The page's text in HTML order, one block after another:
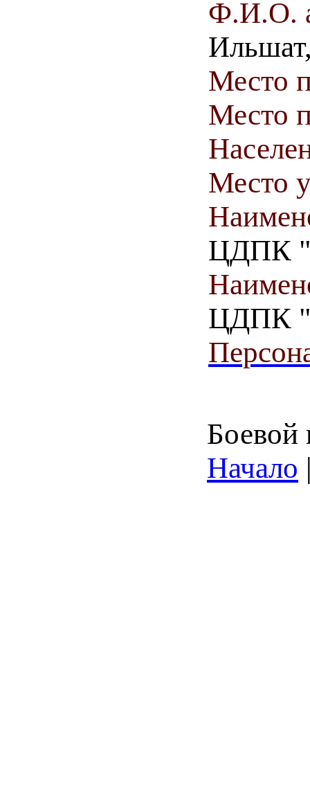
Ф.И.О.
Место
Место
Место
ЦДПК
ЦДПК
Боевой
Начало